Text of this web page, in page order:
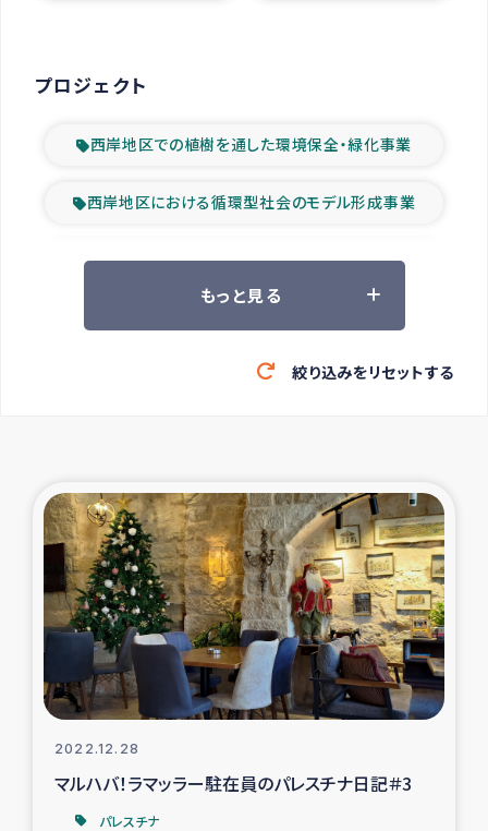
プロジェクト
西岸地区での植樹を通した環境保全・緑化事業
西岸地区における循環型社会のモデル形成事業
ツアー参加者の声
緊急救援の時代
東ティモール豪雨緊急支援
大雨による洪水被災者支援
カカオ生産者支援事業
シリア国内避難民・帰還民の生活再建支援
トルコにおけるシリア難民支援事業
インドネシア中部 スラウェシの地震・津波被災者支援
もっと見る
絞り込みをリセットする
2022.12.28
マルハバ！ラマッラー駐在員のパレスチナ日記＃3
パレスチナ